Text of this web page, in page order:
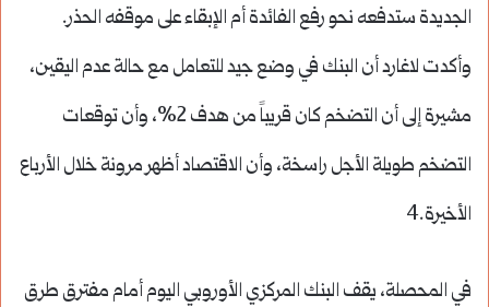
الجديدة ستدفعه نحو رفع الفائدة أم الإبقاء على موقفه الحذر.
وأكدت لاغارد أن البنك في وضع جيد للتعامل مع حالة عدم اليقين،
مشيرة إلى أن التضخم كان قريباً من هدف 2%، وأن توقعات
التضخم طويلة الأجل راسخة، وأن الاقتصاد أظهر مرونة خلال الأرباع
الأخيرة.4
في المحصلة، يقف البنك المركزي الأوروبي اليوم أمام مفترق طرق